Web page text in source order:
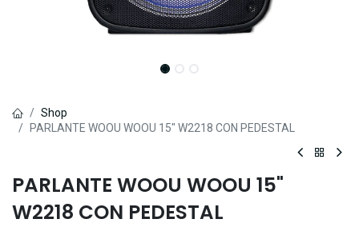
Shop
PARLANTE WOOU WOOU 15" W2218 CON PEDESTAL
PARLANTE WOOU WOOU 15"
W2218 CON PEDESTAL